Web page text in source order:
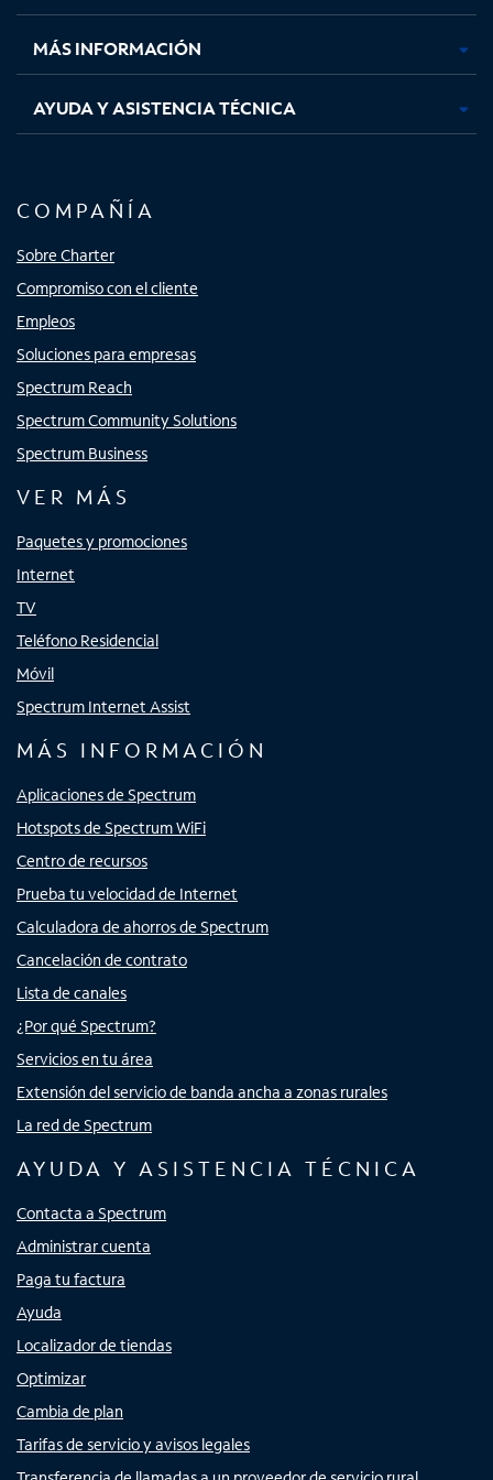
nuevanuevanuevanueva
MÁS INFORMACIÓN
AYUDA Y ASISTENCIA TÉCNICA
COMPAÑÍA
Sobre Charter
Compromiso con el cliente
Empleos
Soluciones para empresas
Spectrum Reach
Spectrum Community Solutions
Spectrum Business
VER MÁS
Paquetes y promociones
Internet
TV
Teléfono Residencial
Móvil
Spectrum Internet Assist
MÁS INFORMACIÓN
Aplicaciones de Spectrum
Hotspots de Spectrum WiFi
Centro de recursos
Prueba tu velocidad de Internet
Calculadora de ahorros de Spectrum
Cancelación de contrato
Lista de canales
¿Por qué Spectrum?
Servicios en tu área
Extensión del servicio de banda ancha a zonas rurales
La red de Spectrum
AYUDA Y ASISTENCIA TÉCNICA
Contacta a Spectrum
Administrar cuenta
Paga tu factura
Ayuda
Localizador de tiendas
Optimizar
Cambia de plan
Tarifas de servicio y avisos legales